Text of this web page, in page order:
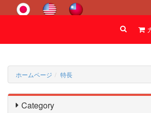
ホームページ 特長
Category